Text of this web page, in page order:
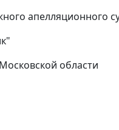
апелляционного
области